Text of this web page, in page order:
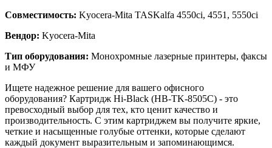
Совместимость: Kyocera-Mita TASKalfa 4550ci, 4551, 5550ci
Вендор: Kyocera-Mita
Тип оборудования: Монохромные лазерные принтеры, факсы
и МФУ
Ищете надежное решение для вашего офисного
оборудования? Картридж Hi-Black (HB-TK-8505C) - это
превосходный выбор для тех, кто ценит качество и
производительность. С этим картриджем вы получите яркие,
четкие и насыщенные голубые оттенки, которые сделают
каждый документ выразительным и запоминающимся.